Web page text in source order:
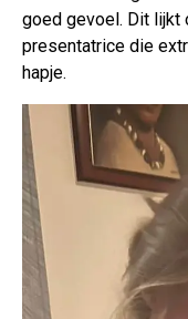
goed gevoel. Dit lijkt
presentatrice die
hapje.